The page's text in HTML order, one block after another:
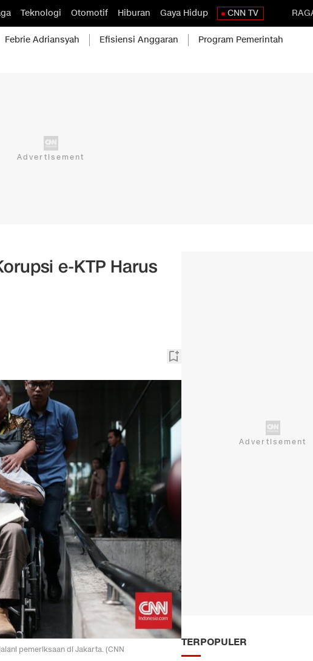
Teknologi Otomotif Hiburan Gaya Hidup CNN TV
Febrie Adriansyah Efisiensi Anggaran Program Pemerintah
e-KTP Harus
pemeriksaan di Jakarta. (CNN
TERPOPULER